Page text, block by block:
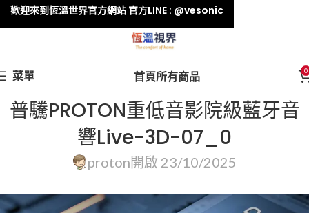
菜單 首頁所有商品 0
普驣PROTON重低音影院級藍牙音
響Live-3D-07_0
proton開啟 23/10/2025
歡迎來到恆溫世界官方網站 官方LINE : @vesonic